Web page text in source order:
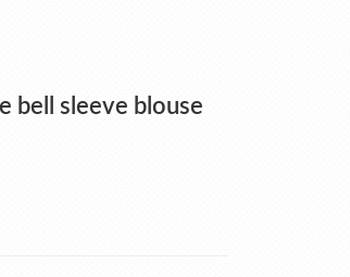
bell sleeve blouse